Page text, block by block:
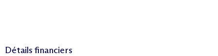
Détails financiers